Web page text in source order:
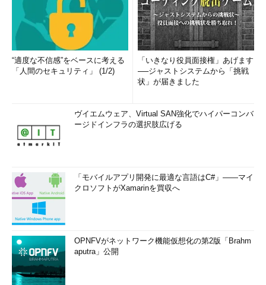
“適度な不信感”をベースに考える
「人間のセキュリティ」 (1/2)
「いきなり役員面接権」あげます
──ジャストシステムから「挑戦
状」が届きました
ヴイエムウェア、Virtual SAN強化でハイパーコンバ
ージドインフラの選択肢広げる
「モバイルアプリ開発に最適な言語はC#」――マイ
クロソフトがXamarinを買収へ
OPNFVがネットワーク機能仮想化の第2版「Brahm
aputra」公開